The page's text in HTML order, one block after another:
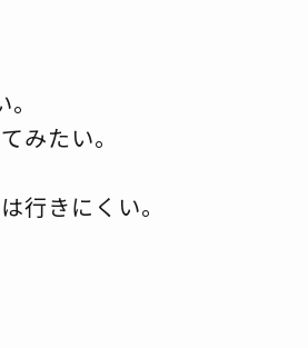
みたい。
行きにくい。